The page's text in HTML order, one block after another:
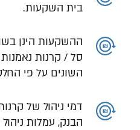
בית השקעות.
ההשקעות הינן
סל / קרנות נאמנות
השונים על פי
הבנק, עמלות ניהול